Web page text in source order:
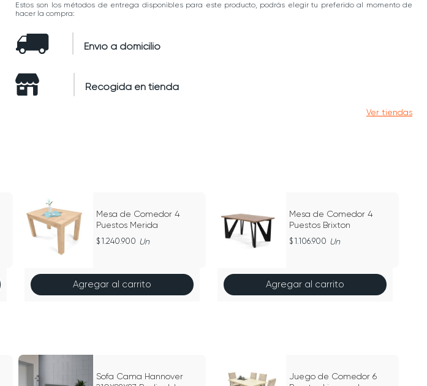
Estos son los métodos de entrega disponibles para este producto, podrás elegir tu preferido al momento de
hacer la compra:
Envío a domicilio
Recogida en tienda
Ver tiendas
Mesa de Comedor 4
Puestos Merida
1.240.900 Un
Agregar al carrito
Mesa de Comedor 4
Puestos Brixton
1.106.900 Un
Agregar al carrito
Sofa Cama Hannover
Juego de Comedor 6